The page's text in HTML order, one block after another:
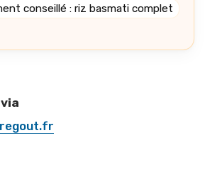
conseillé : riz basmati complet